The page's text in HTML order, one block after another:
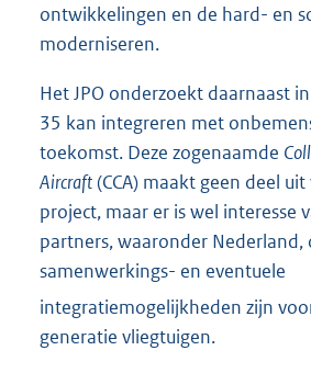
ontwikkelingen en de hard- en
moderniseren.
Het JPO onderzoekt daarnaast
35 kan integreren met
toekomst. Deze zogenaamde
Aircraft(CCA) maakt geen deel
project, maar er is wel interesse
partners, waaronder
samenwerkings- en eventuele
integratiemogelijkheden zijn
generatie vliegtuigen.